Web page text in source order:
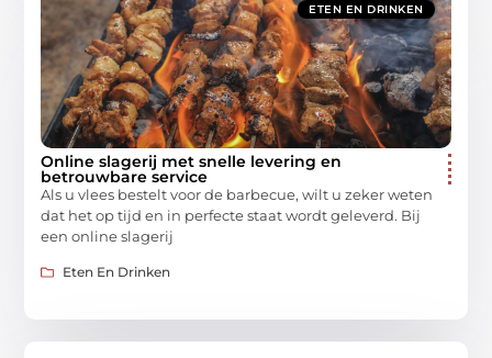
ETEN EN DRINKEN
Online slagerij met snelle levering en
betrouwbare service
Als u vlees bestelt voor de barbecue, wilt u zeker weten
dat het op tijd en in perfecte staat wordt geleverd. Bij
een online slagerij
Eten En Drinken